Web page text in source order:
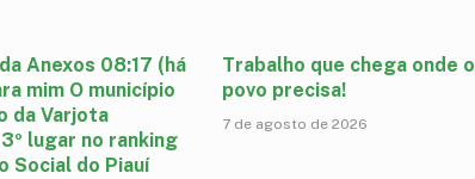
Anexos 08:17 (há
mim O município
da Varjota
lugar no ranking
Social do Piauí
Trabalho que chega onde o
povo precisa!
7 de agosto de 2026